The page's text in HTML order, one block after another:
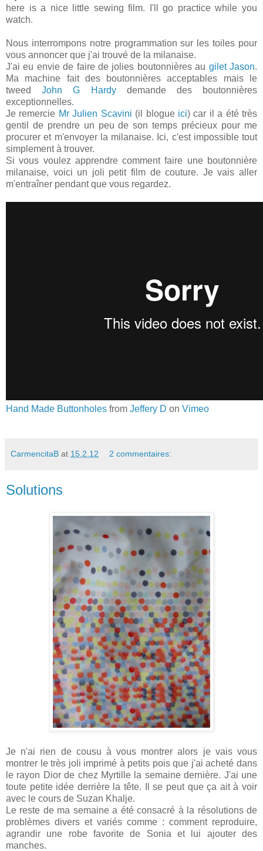
here is a nice little sewing film. I'll go practice while you
watch.
Nous interrompons notre programmation sur les toiles pour
vous annoncer que j'ai trouvé de la milanaise.
J'ai eu envie de faire de jolies boutonnières au gilet Jason.
Ma machine fait des boutonnières acceptables mais le
tweedJohn G Hardydemande des boutonnières
exceptionnelles.
Je remercie Mr Julien Scavini (il blogue ici) car il a été très
gentil de prendre un peu de son temps précieux pour me
procurer et m'envoyer la milanaise. Ici, c'est impossible tout
simplement à trouver.
Si vous voulez apprendre comment faire une boutonnière
milanaise, voici un joli petit film de couture. Je vais aller
m'entraîner pendant que vous regardez.
Hand Made Buttonholes from Jeffery D on Vimeo
CarmencitaB at 15.2.12 2 commentaires:
Solutions
Je n'ai rien de cousu à vous montrer alors je vais vous
montrer le très joli imprimé à petits pois que j'ai acheté dans
le rayon Dior de chez Myrtille la semaine dernière. J'ai une
toute petite idée derrière la tête. Il se peut que ça ait à voir
avec le cours de Suzan Khalje.
Le reste de ma semaine a été consacré à la résolutions de
problèmes divers et variés comme : comment reproduire,
agrandir une robe favorite de Sonia et lui ajouter des
manches.